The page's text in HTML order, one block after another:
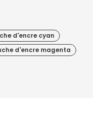
d'encre cyan
d'encre magenta